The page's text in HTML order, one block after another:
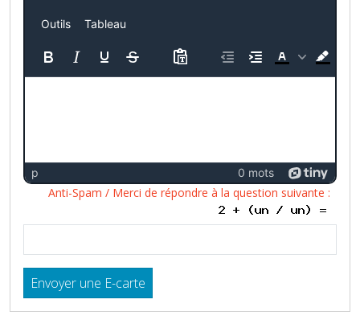
Outils Tableau
p 0 mots
Anti-Spam / Merci de répondre à la question suivante :
Envoyer une E-carte